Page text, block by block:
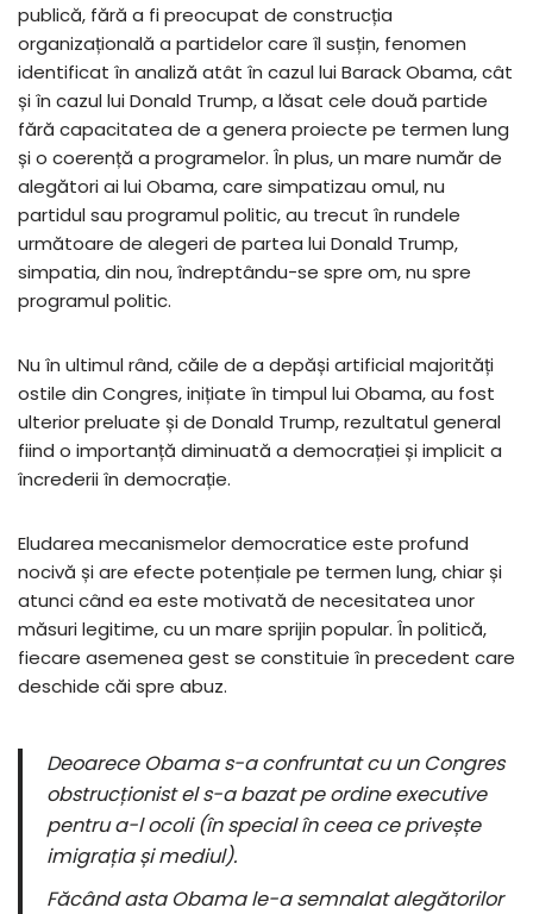
publică, fără a fi preocupat de construcția
organizațională a partidelor care îl susțin, fenomen
identificat în analiză atât în cazul lui Barack Obama, cât
și în cazul lui Donald Trump, a lăsat cele două partide
fără capacitatea de a genera proiecte pe termen lung
și o coerență a programelor. În plus, un mare număr de
alegători ai lui Obama, care simpatizau omul, nu
partidul sau programul politic, au trecut în rundele
următoare de alegeri de partea lui Donald Trump,
simpatia, din nou, îndreptându-se spre om, nu spre
programul politic.
Nu în ultimul rând, căile de a depăși artificial majorități
ostile din Congres, inițiate în timpul lui Obama, au fost
ulterior preluate și de Donald Trump, rezultatul general
fiind o importanță diminuată a democrației și implicit a
încrederii în democrație.
Eludarea mecanismelor democratice este profund
nocivă și are efecte potențiale pe termen lung, chiar și
atunci când ea este motivată de necesitatea unor
măsuri legitime, cu un mare sprijin popular. În politică,
fiecare asemenea gest se constituie în precedent care
deschide căi spre abuz.
Deoarece Obama s-a confruntat cu un Congres
obstrucționist el s-a bazat pe ordine executive
pentru a-l ocoli (în special în ceea ce privește
imigrația și mediul).
Făcând asta Obama le-a semnalat alegătorilor